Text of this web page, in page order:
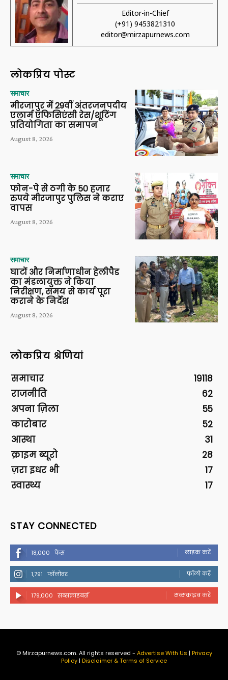
Editor-in-Chief
(+91) 9453821310
editor@mirzapurnews.com
लोकप्रिय पोस्ट
समाचार
मीरजापुर में 29वीं अंतरजनपदीय
एलार्म एफिसिएंसी रेस/शूटिंग
प्रतियोगिता का समापन
August 8, 2026
समाचार
फोन-पे से ठगी के 50 हजार
रुपये मीरजापुर पुलिस ने कराए
वापस
August 8, 2026
समाचार
घाटों और निर्माणाधीन हेलीपैड
का मंडलायुक्त ने किया
निरीक्षण, समय से कार्य पूरा
कराने के निर्देश
August 8, 2026
लोकप्रिय श्रेणियां
समाचार
19118
राजनीति
62
अपना ज़िला
55
कारोबार
52
आस्था
31
क्राइम ब्यूरो
28
ज़रा इधर भी
17
स्वास्थ्य
17
STAY CONNECTED
18,000 फैंस लाइक करें
1,791 फॉलोवर फॉलो करें
179,000 सब्सक्राइबर्स सब्सक्राइब करें
© Mirzapurnews.com. All rights reserved - Advertise With Us | Privacy
Policy| Disclaimer & Terms of Service